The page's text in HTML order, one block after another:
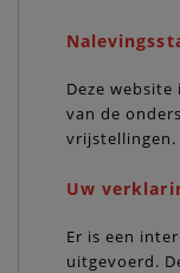
Deze
van de
vrijstellingen.
Uw
Er is een
uitgevoerd.